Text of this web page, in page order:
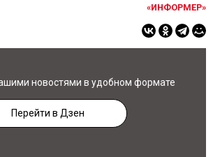
«ИНФОРМЕР»
новостями в удобном формате
Перейти в Дзен